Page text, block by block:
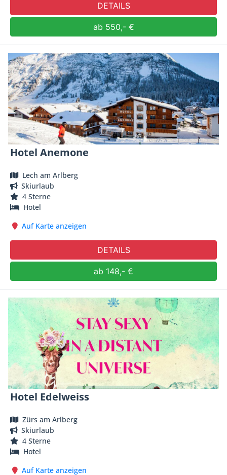
DETAILS
ab 550,- €
Hotel Anemone
Lech am Arlberg
Skiurlaub
4 Sterne
Hotel
Auf Karte anzeigen
DETAILS
ab 148,- €
Hotel Edelweiss
Zürs am Arlberg
Skiurlaub
4 Sterne
Hotel
Auf Karte anzeigen